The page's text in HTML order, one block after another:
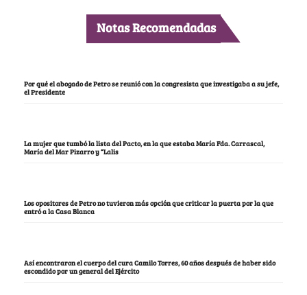
Notas Recomendadas
Por qué el abogado de Petro se reunió con la congresista que investigaba a su jefe,
el Presidente
La mujer que tumbó la lista del Pacto, en la que estaba María Fda. Carrascal,
María del Mar Pizarro y “Lalis
Los opositores de Petro no tuvieron más opción que criticar la puerta por la que
entró a la Casa Blanca
Así encontraron el cuerpo del cura Camilo Torres, 60 años después de haber sido
escondido por un general del Ejército